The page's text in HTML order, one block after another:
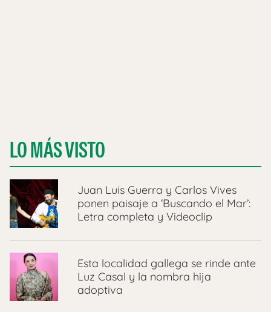
LO MÁS VISTO
Juan Luis Guerra y Carlos Vives
ponen paisaje a ‘Buscando el Mar’:
Letra completa y Videoclip
Esta localidad gallega se rinde ante
Luz Casal y la nombra hija
adoptiva